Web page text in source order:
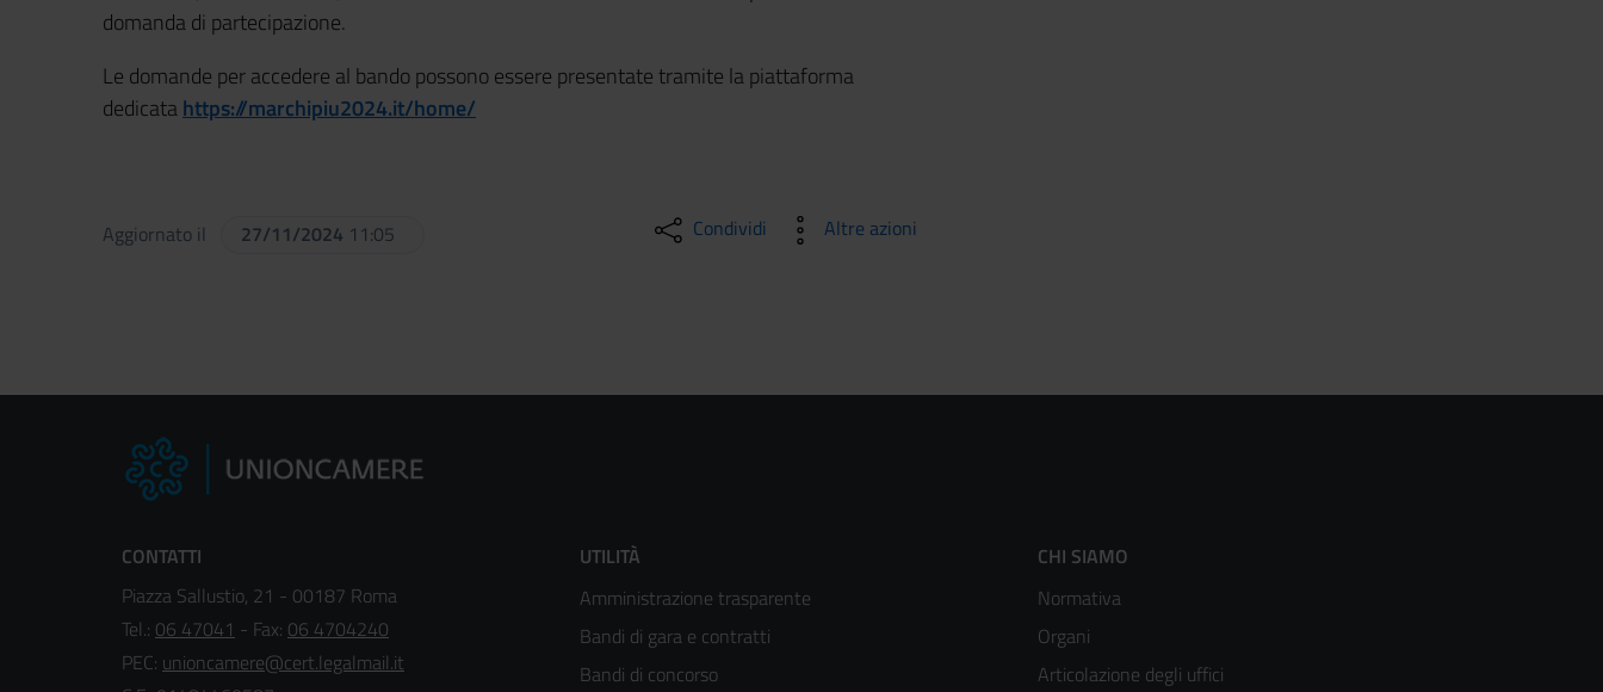
domanda di partecipazione.
Le domande per accedere al bando possono essere presentate tramite la piattaforma
dedicatahttps://marchipiu2024.it/home/
Aggiornato il 27/11/2024 11:05 Condividi Altre azioni
CONTATTI
Piazza Sallustio, 21 - 00187 Roma
Tel.: 06 47041 - Fax: 06 4704240
PEC: unioncamere@cert.legalmail.it
Footer
menù
UTILITÀ
Amministrazione trasparente
Bandi di gara e contratti
Bandi di concorso
Footer
menù
CHI SIAMO
Normativa
Organi
Articolazione degli uffici